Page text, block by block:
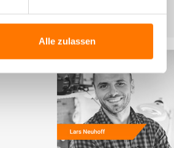
Alle zulassen